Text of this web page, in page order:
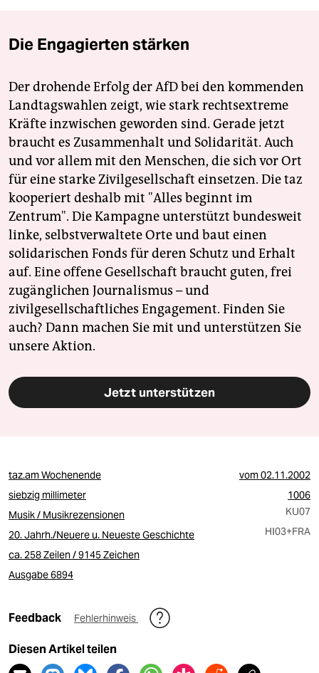
Die Engagierten stärken
Der drohende Erfolg der AfD bei den kommenden
Landtagswahlen zeigt, wie stark rechtsextreme
Kräfte inzwischen geworden sind. Gerade jetzt
braucht es Zusammenhalt und Solidarität. Auch
und vor allem mit den Menschen, die sich vor Ort
für eine starke Zivilgesellschaft einsetzen. Die taz
kooperiert deshalb mit "Alles beginnt im
Zentrum". Die Kampagne unterstützt bundesweit
linke, selbstverwaltete Orte und baut einen
solidarischen Fonds für deren Schutz und Erhalt
auf. Eine offene Gesellschaft braucht guten, frei
zugänglichen Journalismus – und
zivilgesellschaftliches Engagement. Finden Sie
auch? Dann machen Sie mit und unterstützen Sie
unsere Aktion.
Jetzt unterstützen
taz.am Wochenende vom02.11.2002
siebzig millimeter
1006
Musik / Musikrezensionen
KU07
20. Jahrh./Neuere u. Neueste Geschichte
HI03+FRA
ca. 258 Zeilen / 9145 Zeichen
Ausgabe 6894
Feedback Fehlerhinweis
Diesen Artikel teilen